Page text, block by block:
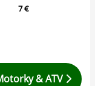
7€
& ATV